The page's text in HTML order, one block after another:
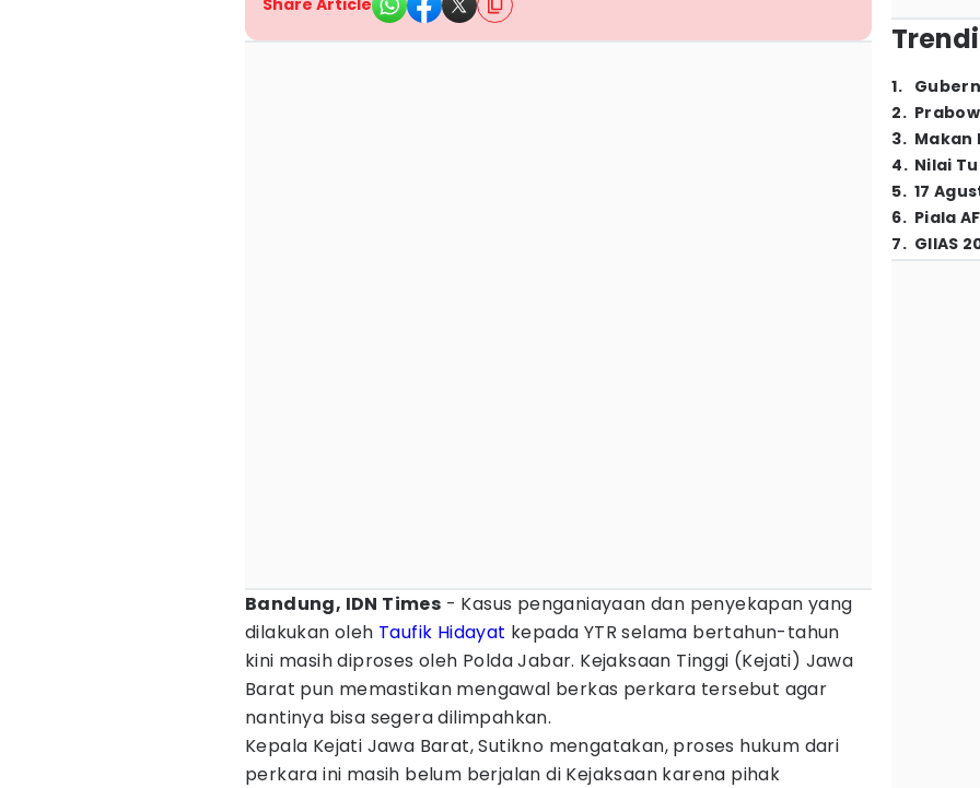
Share Article
Bandung, IDN Times - Kasus penganiayaan dan penyekapan yang
dilakukan oleh Taufik Hidayat kepada YTR selama bertahun-tahun
kini masih diproses oleh Polda Jabar. Kejaksaan Tinggi (Kejati) Jawa
Barat pun memastikan mengawal berkas perkara tersebut agar
nantinya bisa segera dilimpahkan.
Kepala Kejati Jawa Barat, Sutikno mengatakan, proses hukum dari
perkara ini masih belum berjalan di Kejaksaan karena pihak
1.
2.
3. Makan
4. Nilai
5. 17
6. Piala
7. GIIAS